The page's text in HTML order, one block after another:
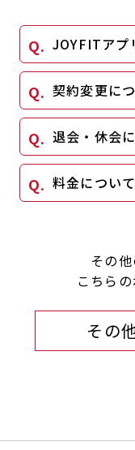
JOYFITアプ
契約変更に
退会・休会
料金について
その他
こちら
その